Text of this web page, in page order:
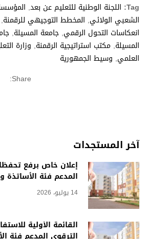
Tag: اللجنة الوطنية للتعليم عن بعد,
الشعبي الولائي, المخطط التوجيهي للرقمنة,
انعكاسات التحول الرقمي, جامعة المسيلة,
المسيلة, مكتب استراتيجية الرقمنة, وزارة
العلمي, وسيط الجمهورية
Share:
آخر المستجدات
إعلان خاص برفع
المدعم فئة الأساتذة
14 يوليو، 2026
القائمة الأولية